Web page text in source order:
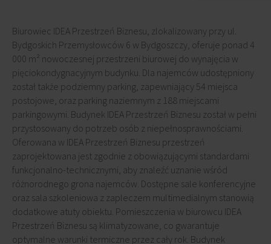
Biurowiec IDEA Przestrzeń Biznesu, zlokalizowany przy ul.
Bydgoskich Przemysłowców 6 w Bydgoszczy, oferuje ponad 4
000 m² nowoczesnej przestrzeni biurowej do wynajęcia w
pięciokondygnacyjnym budynku. Dla najemców udostępniony
został także podziemny parking, zapewniający 54 miejsca
postojowe, oraz parking naziemnym z 188 miejscami
parkingowymi. Budynek IDEA Przestrzeń Biznesu został w pełni
przystosowany do potrzeb osób z niepełnosprawnościami.
Oferowana w IDEA Przestrzeń Biznesu przestrzeń
zaprojektowana jest zgodnie z obowiązującymi standardami
funkcjonalno-technicznymi, aby znaleźć uznanie wśród
różnorodnego grona najemców. Dostępne sale konferencyjne
oraz sala szkoleniowa z zapleczem multimedialnym stanowią
dodatkowe atuty obiektu. Pomieszczenia w biurowcu IDEA
Przestrzeń Biznesu są klimatyzowane, co gwarantuje
optymalne warunki termiczne przez cały rok. Budynek